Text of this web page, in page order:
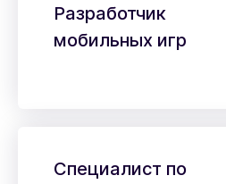
Разработчик
мобильных игр
Специалист по